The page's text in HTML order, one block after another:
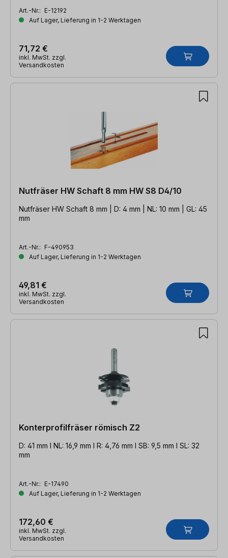
Art.-Nr.: E-12192
Auf Lager, Lieferung in 1-2 Werktagen
71,72 €
inkl. MwSt. zzgl.
Versandkosten
Nutfräser HW Schaft 8 mm HW S8 D4/10
Nutfräser HW Schaft 8 mm | D: 4 mm | NL: 10 mm | GL: 45
mm
Art.-Nr.: F-490953
Auf Lager, Lieferung in 1-2 Werktagen
49,81 €
inkl. MwSt. zzgl.
Versandkosten
Konterprofilfräser römisch Z2
D: 41 mm l NL: 16,9 mm l R: 4,76 mm l SB: 9,5 mm l SL: 32
mm
Art.-Nr.: E-17490
Auf Lager, Lieferung in 1-2 Werktagen
172,60 €
inkl. MwSt. zzgl.
Versandkosten